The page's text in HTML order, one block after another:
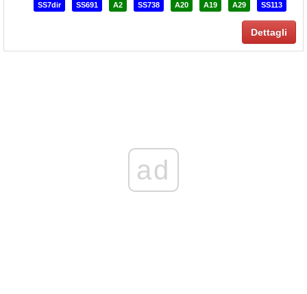
SS7dir SS691 A2 SS738 A20 A19 A29 SS113
Dettagli
ad